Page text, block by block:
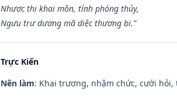
Nhược thị khai môn, tính phóng thủy,
Ngưu trư dương mã diệc thương bi.”
Trực Kiến
Nên làm: Khai trương, nhậm chức, cưới